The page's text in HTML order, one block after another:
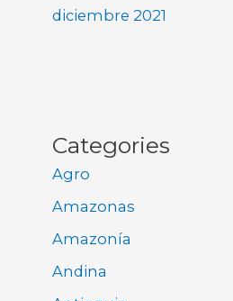
diciembre 2021
Categories
Agro
Amazonas
Amazonía
Andina